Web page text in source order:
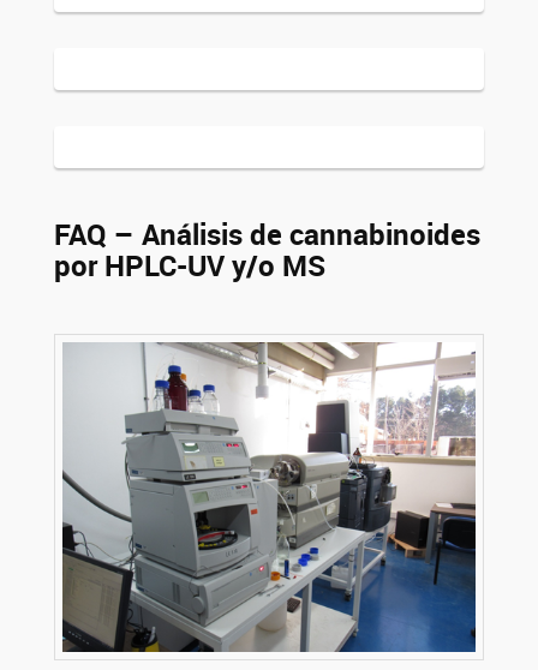
FAQ – Análisis de cannabinoides
por HPLC-UV y/o MS